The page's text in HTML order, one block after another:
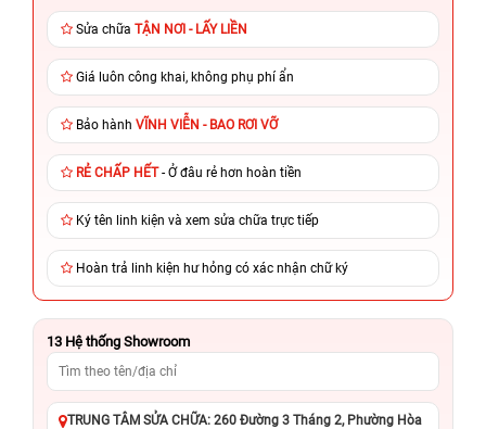
Sửa chữa TẬN NƠI - LẤY LIỀN
Giá luôn công khai, không phụ phí ẩn
Bảo hành VĨNH VIỄN - BAO RƠI VỠ
RẺ CHẤP HẾT- Ở đâu rẻ hơn hoàn tiền
Ký tên linh kiện và xem sửa chữa trực tiếp
Hoàn trả linh kiện hư hỏng có xác nhận chữ ký
13 Hệ thống Showroom
TRUNG TÂM SỬA CHỮA: 260 Đường 3 Tháng 2, Phường Hòa